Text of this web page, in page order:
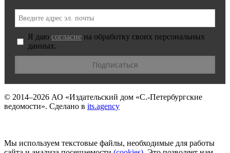
Я даю согласие на обработку своих персональных
данных.
© 2014–2026 АО «Издательский дом «С.-Петербургские
ведомости». Сделано в its.agency
Мы используем текстовые файлы, необходимые для работы